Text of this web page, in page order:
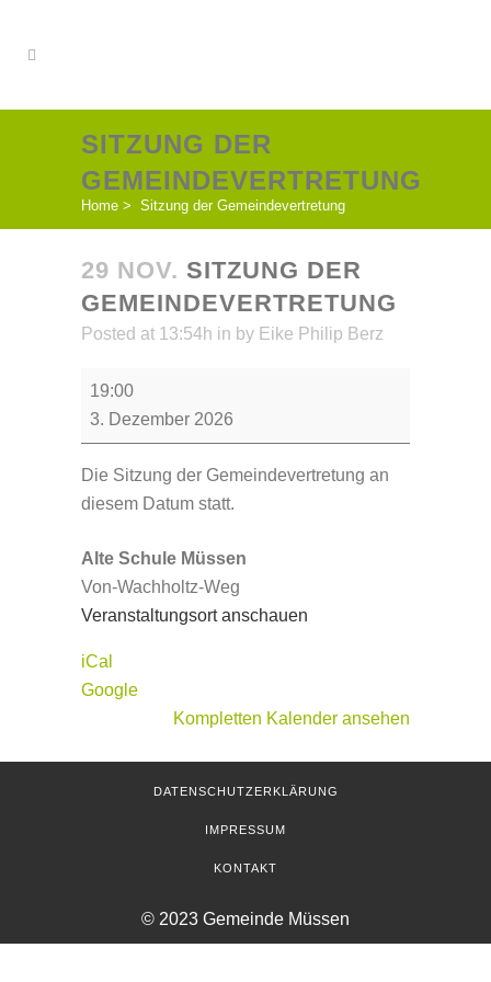
SITZUNG DER
GEMEINDEVERTRETUNG
Home > Sitzung der Gemeindevertretung
29 NOV. SITZUNG DER
GEMEINDEVERTRETUNG
Posted at 13:54h in by Eike Philip Berz
Sitzung
der
19:00
3. Dezember 2026
Die Sitzung der Gemeindevertretung an
diesem Datum statt.
Alte Schule Müssen
Von-Wachholtz-Weg
Veranstaltungsort anschauen
iCal
Google
Kompletten Kalender ansehen
DATENSCHUTZERKLÄRUNG
IMPRESSUM
KONTAKT
© 2023 Gemeinde Müssen